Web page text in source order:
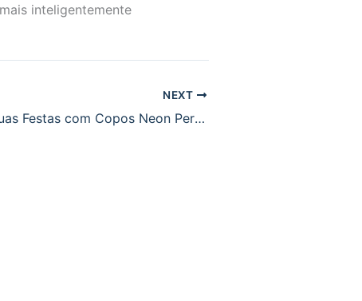
inteligentemente
NEXT
Transforme Suas Festas com Copos Neon Personalizados em Mogi das Cruzes, Arujá e Suzano